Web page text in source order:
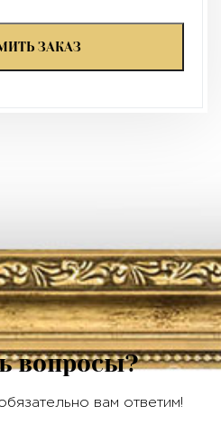
ЗАКАЗ
вопросы?
вам ответим!